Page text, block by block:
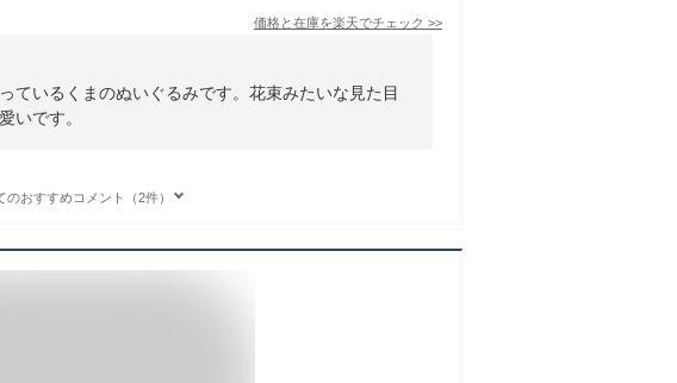
価格と在庫を楽天でチェック >>
ているくまのぬいぐるみです。花束みたいな見た目
いです。
のおすすめコメント（2件）